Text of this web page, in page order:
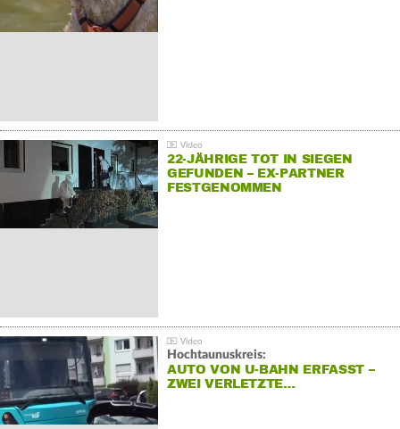
22-JÄHRIGE TOT IN SIEGEN
GEFUNDEN – EX-PARTNER
FESTGENOMMEN
Hochtaunuskreis:
AUTO VON U-BAHN ERFASST –
ZWEI VERLETZTE…